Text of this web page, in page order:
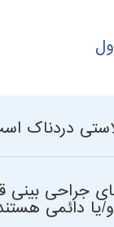
دردناک
جراحی بینی
یا دائمی